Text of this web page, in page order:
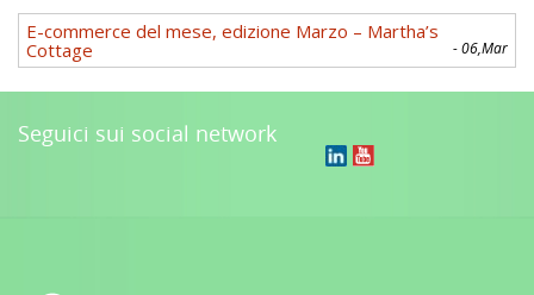
E-commerce del mese, edizione Marzo – Martha’s
Cottage
- 06,Mar
Seguici sui social network